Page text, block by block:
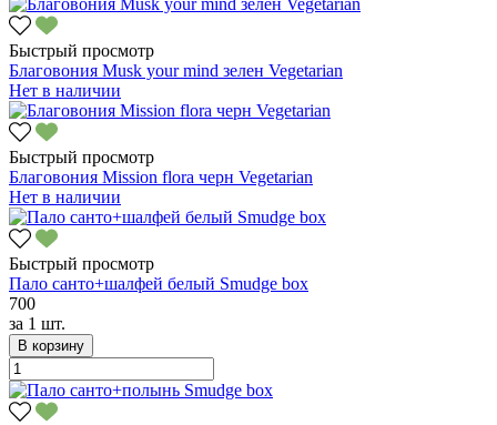
Быстрый просмотр
Благовония Musk your mind зелен Vegetarian
Нет в наличии
Быстрый просмотр
Благовония Mission flora черн Vegetarian
Нет в наличии
Быстрый просмотр
Пало санто+шалфей белый Smudge box
700
за 1 шт.
В корзину